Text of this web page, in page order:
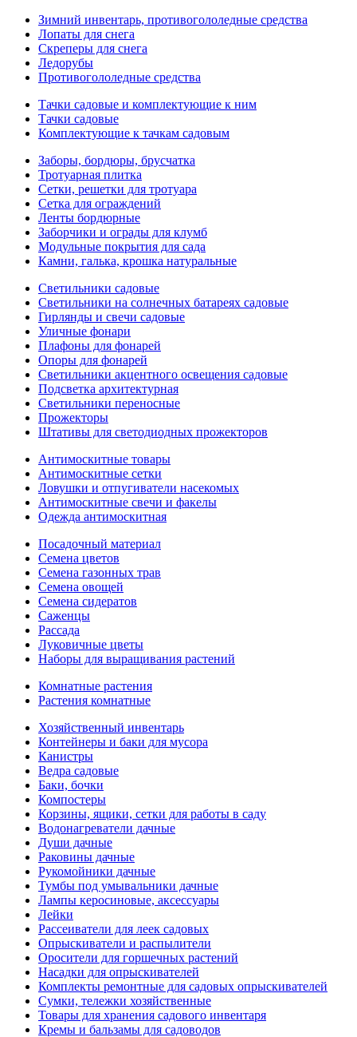
Зимний инвентарь, противогололедные средства
Лопаты для снега
Скреперы для снега
Ледорубы
Противогололедные средства
Тачки садовые и комплектующие к ним
Тачки садовые
Комплектующие к тачкам садовым
Заборы, бордюры, брусчатка
Тротуарная плитка
Сетки, решетки для тротуара
Сетка для ограждений
Ленты бордюрные
Заборчики и ограды для клумб
Модульные покрытия для сада
Камни, галька, крошка натуральные
Светильники садовые
Светильники на солнечных батареях садовые
Гирлянды и свечи садовые
Уличные фонари
Плафоны для фонарей
Опоры для фонарей
Светильники акцентного освещения садовые
Подсветка архитектурная
Светильники переносные
Прожекторы
Штативы для светодиодных прожекторов
Антимоскитные товары
Антимоскитные сетки
Ловушки и отпугиватели насекомых
Антимоскитные свечи и факелы
Одежда антимоскитная
Посадочный материал
Семена цветов
Семена газонных трав
Семена овощей
Семена сидератов
Саженцы
Рассада
Луковичные цветы
Наборы для выращивания растений
Комнатные растения
Растения комнатные
Хозяйственный инвентарь
Контейнеры и баки для мусора
Канистры
Ведра садовые
Баки, бочки
Компостеры
Корзины, ящики, сетки для работы в саду
Водонагреватели дачные
Души дачные
Раковины дачные
Рукомойники дачные
Тумбы под умывальники дачные
Лампы керосиновые, аксессуары
Лейки
Рассеиватели для леек садовых
Опрыскиватели и распылители
Оросители для горшечных растений
Насадки для опрыскивателей
Комплекты ремонтные для садовых опрыскивателей
Сумки, тележки хозяйственные
Товары для хранения садового инвентаря
Кремы и бальзамы для садоводов